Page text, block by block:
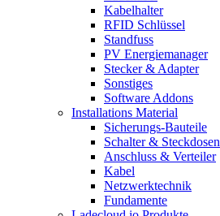
Kabelhalter
RFID Schlüssel
Standfuss
PV Energiemanager
Stecker & Adapter
Sonstiges
Software Addons
Installations Material
Sicherungs-Bauteile
Schalter & Steckdosen
Anschluss & Verteiler
Kabel
Netzwerktechnik
Fundamente